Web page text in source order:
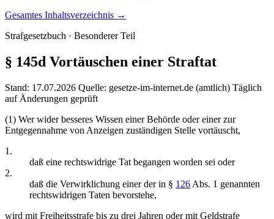
Gesamtes Inhaltsverzeichnis →
Strafgesetzbuch · Besonderer Teil
§ 145d Vortäuschen einer Straftat
Stand: 17.07.2026 Quelle: gesetze-im-internet.de (amtlich) Täglich
auf Änderungen geprüft
(1) Wer wider besseres Wissen einer Behörde oder einer zur
Entgegennahme von Anzeigen zuständigen Stelle vortäuscht,
1.
daß eine rechtswidrige Tat begangen worden sei oder
2.
daß die Verwirklichung einer der in § 126 Abs. 1 genannten
rechtswidrigen Taten bevorstehe,
wird mit Freiheitsstrafe bis zu drei Jahren oder mit Geldstrafe